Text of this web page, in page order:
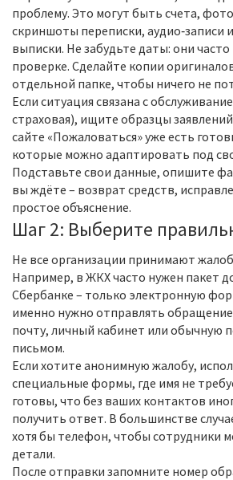
проблему. Это могут быть счета,
скриншоты переписки, аудио‑записи
выписки. Не забудьте даты: они
проверке. Сделайте копии
отдельной папке, чтобы ничего не
Если ситуация связана с
страховая), ищите образцы
сайте «Пожаловаться» уже есть
которые можно адаптировать под
Подставьте свои данные, опишите
вы ждёте – возврат средств,
простое объяснение.
Шаг 2: Выберите
Не все организации принимают
Например, в ЖКХ часто нужен пакет
Сбербанке – только электронную
именно нужно отправлять
почту, личный кабинет или обычную
письмом.
Если хотите анонимную жалобу,
специальные формы, где имя не
готовы, что без ваших контактов
получить ответ. В большинстве
хотя бы телефон, чтобы сотрудники
детали.
После отправки запомните номер